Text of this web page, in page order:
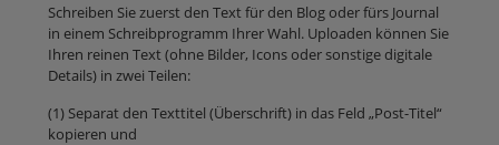
Schreiben Sie zuerst den Text für den Blog oder fürs Journal
in einem Schreibprogramm Ihrer Wahl. Uploaden können Sie
Ihren reinen Text (ohne Bilder, Icons oder sonstige digitale
Details) in zwei Teilen:
(1) Separat den Texttitel (Überschrift) in das Feld „Post-Titel“
kopieren und